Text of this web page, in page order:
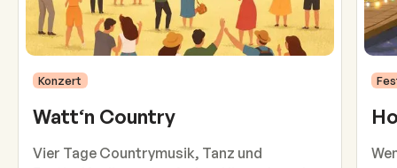
Konzert
Watt‘n Country
Vier Tage Countrymusik, Tanz und